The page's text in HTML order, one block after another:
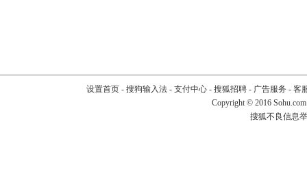
设置首页- 搜狗输入法- 支付中心- 搜狐招聘- 广告服务 - 客
Copyright © 2016
搜狐不良信息